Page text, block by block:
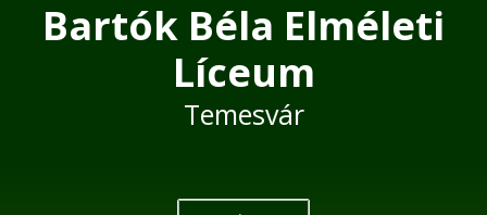
Bartók Béla Elméleti
Líceum
Temesvár
Post
navigation